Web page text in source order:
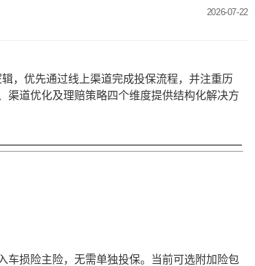
2026-07-22
，优先通过线上渠道完成投保流程，并注重历
渠道优化及理赔策略四个维度提供结构化解决方
车损险主险，无需单独投保。当前可选附加险包